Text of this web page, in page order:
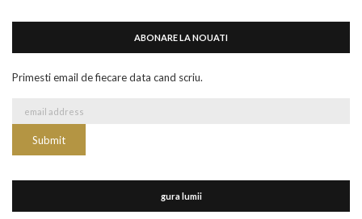
ABONARE LA NOUATI
Primesti email de fiecare data cand scriu.
gura lumii